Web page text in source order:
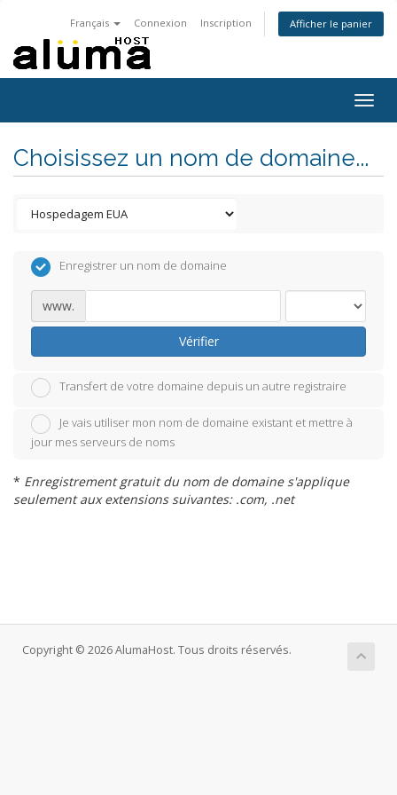
Français Connexion Inscription Afficher le panier
Choisissez un nom de domaine...
Enregistrer un nom de domaine
www.
Vérifier
Transfert de votre domaine depuis un autre registraire
Je vais utiliser mon nom de domaine existant et mettre à
jour mes serveurs de noms
* Enregistrement gratuit du nom de domaine s'applique
seulement aux extensions suivantes: .com, .net
Copyright © 2026 AlumaHost. Tous droits réservés.